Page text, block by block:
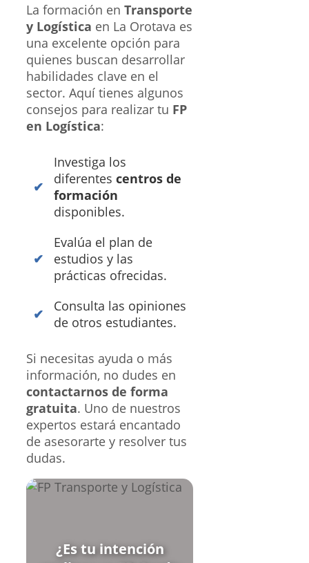
La formación en Transporte
y Logística en La Orotava es
una excelente opción para
quienes buscan desarrollar
habilidades clave en el
sector. Aquí tienes algunos
consejos para realizar tu FP
en Logística:
Investiga los
diferentes centros de
formación
disponibles.
Evalúa el plan de
estudios y las
prácticas ofrecidas.
Consulta las opiniones
de otros estudiantes.
Si necesitas ayuda o más
información, no dudes en
contactarnos de forma
gratuita. Uno de nuestros
expertos estará encantado
de asesorarte y resolver tus
dudas.
¿Es tu intención